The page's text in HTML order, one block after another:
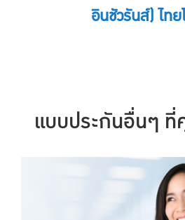
อินชัวรันส์) ไท
แบบประกันอื่นๆ